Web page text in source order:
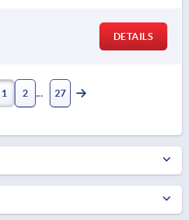
DETAILS
1 2 27